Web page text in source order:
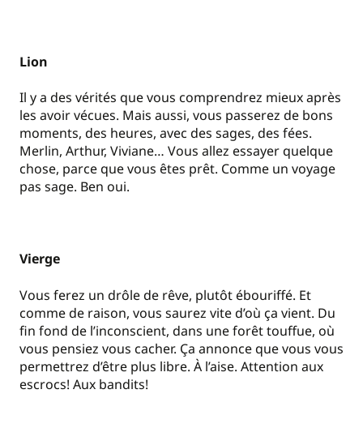
Lion
Il y a des vérités que vous comprendrez mieux après
les avoir vécues. Mais aussi, vous passerez de bons
moments, des heures, avec des sages, des fées.
Merlin, Arthur, Viviane… Vous allez essayer quelque
chose, parce que vous êtes prêt. Comme un voyage
pas sage. Ben oui.
Vierge
Vous ferez un drôle de rêve, plutôt ébouriffé. Et
comme de raison, vous saurez vite d’où ça vient. Du
fin fond de l’inconscient, dans une forêt touffue, où
vous pensiez vous cacher. Ça annonce que vous vous
permettrez d’être plus libre. À l’aise. Attention aux
escrocs! Aux bandits!